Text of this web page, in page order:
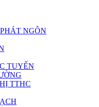
NGÔN
TUYẾN
TTHC